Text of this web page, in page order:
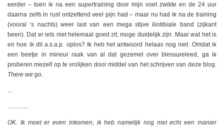
eerder – toen ik na een supertraining door mijn voet zwikte en de 24 uur
daarna zelfs in rust ontzettend veel pijn had – maar nu had ik na de training
(vooral ’s nachts) weer last van een mega stijve iliotibiale band (zijkant
been). Dat er iets niet helemaal goed zit, moge duidelijk zijn. Maar wat het is
en hoe ik dit a.s.a.p. oplos? Ik heb het antwoord helaas nog niet. Omdat ik
een beetje in mineur raak van al dat gezemel over blessureleed, ga ik
proberen mezelf op te vrolijken door middel van het schrijven van deze blog.
There we go..
…
………..
OK. Ik moet er even inkomen, ik heb namelijk nog niet echt een manier